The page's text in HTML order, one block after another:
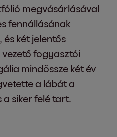
megvásárlásával
fennállásának
és két jelentős
fogyasztói
mindössze két év
a lábát a
a siker felé tart.